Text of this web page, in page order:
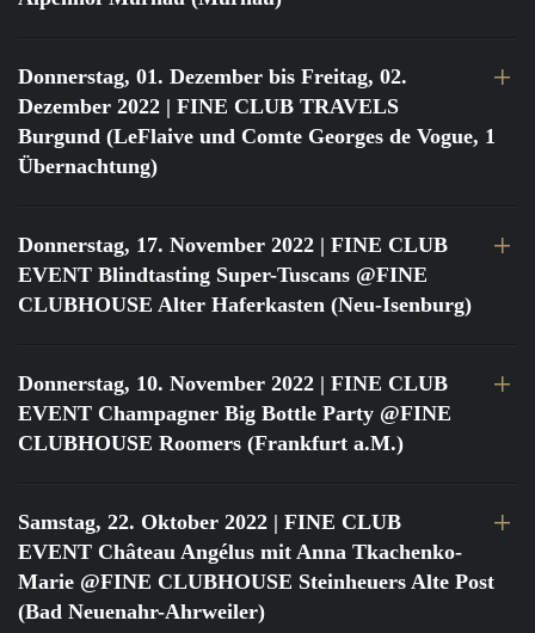
Donnerstag, 01. Dezember bis Freitag, 02.
Dezember 2022 | FINE CLUB TRAVELS
Burgund (LeFlaive und Comte Georges de Vogue, 1
Übernachtung)
Donnerstag, 17. November 2022 | FINE CLUB
EVENT Blindtasting Super-Tuscans @FINE
CLUBHOUSE Alter Haferkasten (Neu-Isenburg)
Donnerstag, 10. November 2022 | FINE CLUB
EVENT Champagner Big Bottle Party @FINE
CLUBHOUSE Roomers (Frankfurt a.M.)
Samstag, 22. Oktober 2022 | FINE CLUB
EVENT Château Angélus mit Anna Tkachenko-
Marie @FINE CLUBHOUSE Steinheuers Alte Post
(Bad Neuenahr-Ahrweiler)